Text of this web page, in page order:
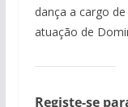
dança a cargo
atuação de
Registe-se